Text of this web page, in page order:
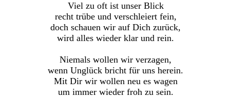
Viel zu oft ist unser Blick
recht trübe und verschleiert fein,
doch schauen wir auf Dich zurück,
wird alles wieder klar und rein.
Niemals wollen wir verzagen,
wenn Unglück bricht für uns herein.
Mit Dir wir wollen neu es wagen
um immer wieder froh zu sein.